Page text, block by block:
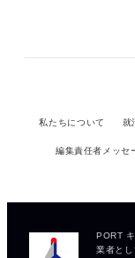
私たちについて 就
編集責任者メッセ